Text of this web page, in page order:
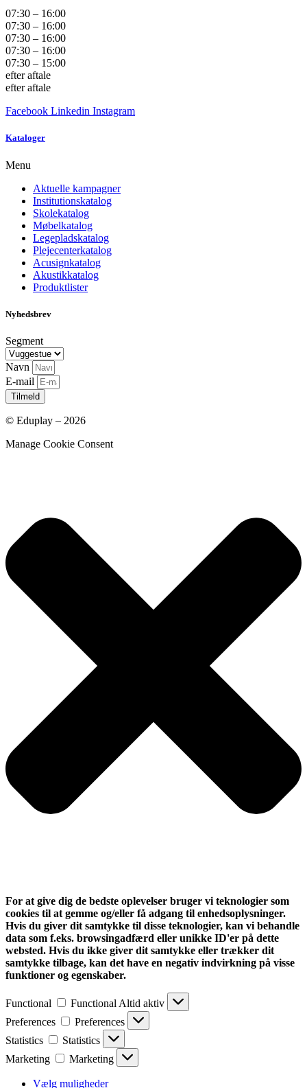
07:30 – 16:00
07:30 – 16:00
07:30 – 16:00
07:30 – 16:00
07:30 – 15:00
efter aftale
efter aftale
Facebook Linkedin Instagram
Kataloger
Menu
Aktuelle kampagner
Institutionskatalog
Skolekatalog
Møbelkatalog
Legepladskatalog
Plejecenterkatalog
Acusignkatalog
Akustikkatalog
Produktlister
Nyhedsbrev
Segment
Navn
E-mail
Tilmeld
© Eduplay – 2026
Manage Cookie Consent
For at give dig de bedste oplevelser bruger vi teknologier som
cookies til at gemme og/eller få adgang til enhedsoplysninger.
Hvis du giver dit samtykke til disse teknologier, kan vi behandle
data som f.eks. browsingadfærd eller unikke ID'er på dette
websted. Hvis du ikke giver dit samtykke eller trækker dit
samtykke tilbage, kan det have en negativ indvirkning på visse
funktioner og egenskaber.
Functional Functional Altid aktiv
Preferences
Preferences
Statistics
Statistics
Marketing
Marketing
Vælg muligheder